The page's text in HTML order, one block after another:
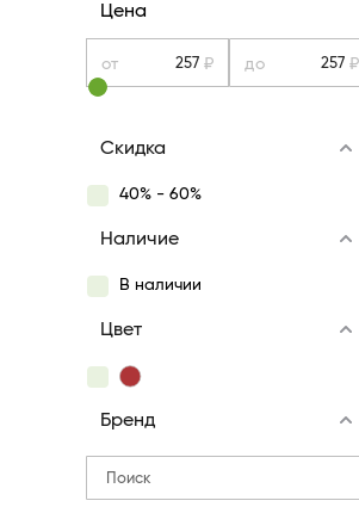
Цена
от ₽ до ₽
Скидка
40% - 60%
Наличие
В наличии
Цвет
Бренд